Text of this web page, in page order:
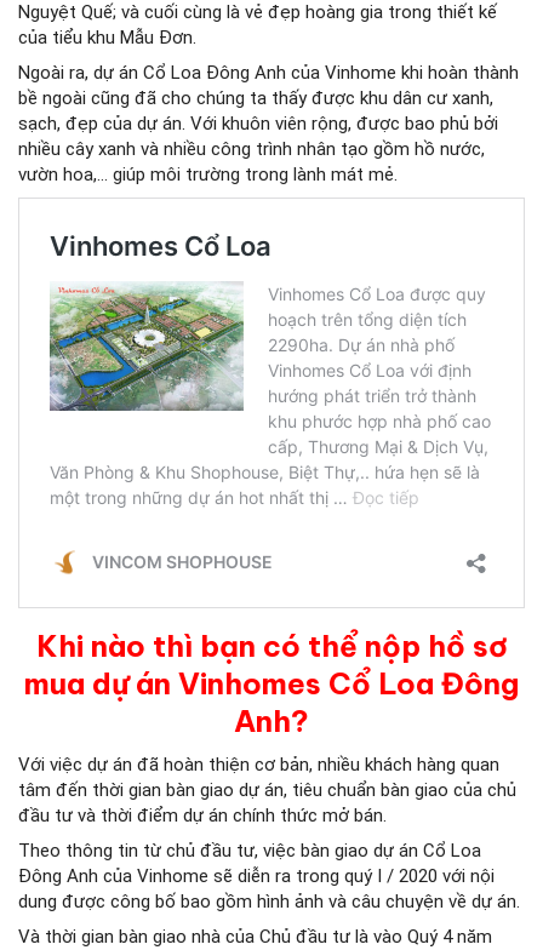
Nguyệt Quế; và cuối cùng là vẻ đẹp hoàng gia trong thiết kế
của tiểu khu Mẫu Đơn.
Ngoài ra, dự án Cổ Loa Đông Anh của Vinhome khi hoàn thành
bề ngoài cũng đã cho chúng ta thấy được khu dân cư xanh,
sạch, đẹp của dự án. Với khuôn viên rộng, được bao phủ bởi
nhiều cây xanh và nhiều công trình nhân tạo gồm hồ nước,
vườn hoa,… giúp môi trường trong lành mát mẻ.
Khi nào thì bạn có thể nộp hồ sơ
mua dự án Vinhomes Cổ Loa Đông
Anh?
Với việc dự án đã hoàn thiện cơ bản, nhiều khách hàng quan
tâm đến thời gian bàn giao dự án, tiêu chuẩn bàn giao của chủ
đầu tư và thời điểm dự án chính thức mở bán.
Theo thông tin từ chủ đầu tư, việc bàn giao dự án Cổ Loa
Đông Anh của Vinhome sẽ diễn ra trong quý I / 2020 với nội
dung được công bố bao gồm hình ảnh và câu chuyện về dự án.
Và thời gian bàn giao nhà của Chủ đầu tư là vào Quý 4 năm